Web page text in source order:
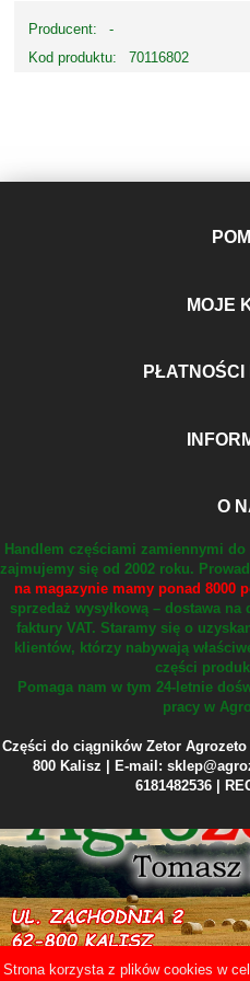
Strona korzysta z plików cookies w
Producent:
-
Kod produktu:
70116802
MOJE
PŁATNOŚCI
O
Handlem częściami zamiennymi
zajmujemy się od 2002 roku.
na magazynie mamy ponad 8000
sprzedaż wysyłkową – dostawa
faktury VAT. Staramy się o
klientów, którzy nabywają
części
Pomaga nam w tym 24-letnie
pracy w
Części do ciągników Zetor Agrozeto
800 Kalisz | E-mail:
6181482536 |